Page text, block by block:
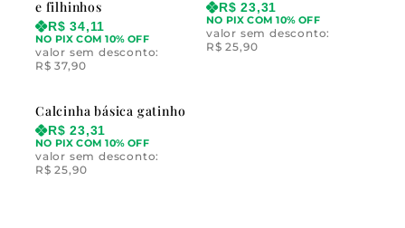
e filhinhos
R$ 34,11
NO PIX COM 10% OFF
valor sem desconto:
R$ 37,90
R$ 23,31
NO PIX COM 10% OFF
valor sem desconto:
R$ 25,90
Calcinha básica gatinho
R$ 23,31
NO PIX COM 10% OFF
valor sem desconto:
R$ 25,90